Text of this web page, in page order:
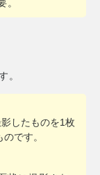
。
。
したものを1枚
です。